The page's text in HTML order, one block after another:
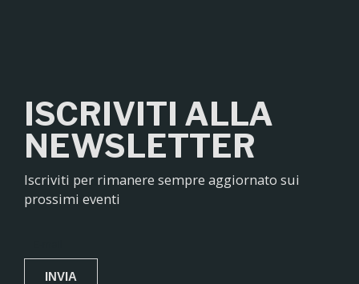
ISCRIVITI ALLA
NEWSLETTER
Iscriviti per rimanere sempre aggiornato sui
prossimi eventi
INVIA